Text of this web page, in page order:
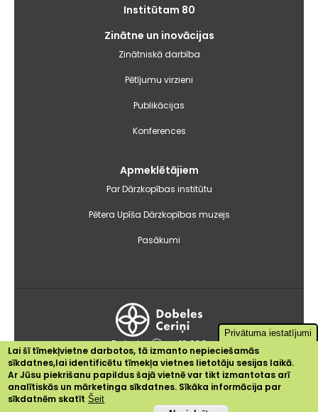
Institūtam 80
Zinātne un inovācijas
Zinātniskā darbība
Pētījumu virzieni
Publikācijas
Konferences
Apmeklētājiem
Par Dārzkopības institūtu
Pētera Upīša Dārzkopības muzejs
Pasākumi
Dobele
+19.9°C
2024 © Dārzkopības institūts
Sīkdatnes
Privātuma iestatījumi
Lai šī tīmekļvietne darbotos, tā izmanto nepieciešamās
sīkdatnes,lai identificētu tīmekļa vietnes lietotāju sesijas laikā.
Ar Jūsu piekrišanu papildus šajā vietnē var tikt izmantotas arī
analītiskās un mārketinga sīkdatnes. Sīkāka informācija par
sīkdatnēm skatīt Šeit